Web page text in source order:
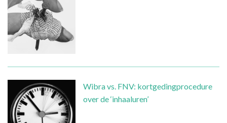
Wibra vs. FNV: kortgedingprocedure
over de ‘inhaaluren’